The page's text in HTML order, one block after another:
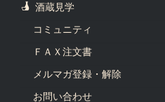
酒蔵見学
コミュニティ
ＦＡＸ注文書
メルマガ登録・解除
お問い合わせ